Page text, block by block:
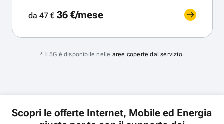
da 47 €36 €/mese
* Il 5G è disponibile nelle aree coperte dal servizio.
Scopri le offerte Internet, Mobile ed Energia